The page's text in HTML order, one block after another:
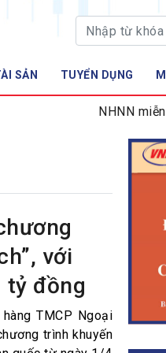
SẢN TUYỂN DỤNG
NHNN miễn
với
tỷ đồng
TMCP Ngoại
trình khuyến